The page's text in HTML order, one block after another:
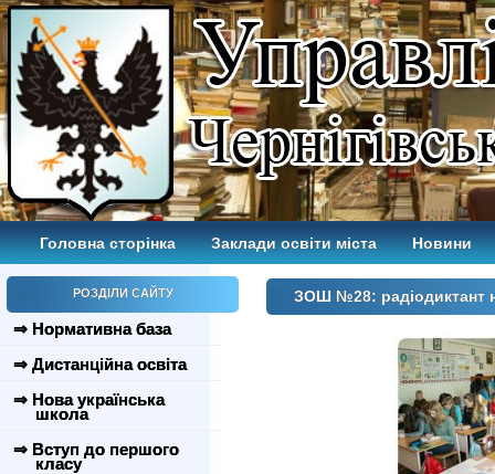
Головна сторінка Заклади освіти міста Новини
РОЗДІЛИ САЙТУ
⇒ Нормативна база
⇒ Дистанційна освіта
⇒ Нова українська
школа
⇒ Вступ до першого
класу
ЗОШ №28: радіодиктант